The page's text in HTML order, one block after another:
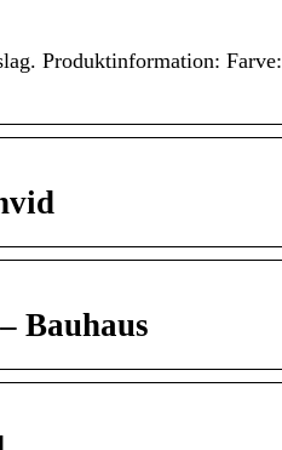
Produktinformation: Farve:
Bauhaus